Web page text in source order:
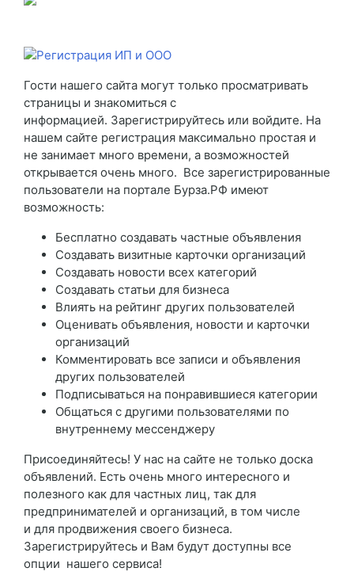
Гости нашего сайта могут только просматривать
страницы и знакомиться с
информацией. Зарегистрируйтесь или войдите. На
нашем сайте регистрация максимально простая и
не занимает много времени, а возможностей
открывается очень много. Все зарегистрированные
пользователи на портале Бурза.РФ имеют
возможность:
Бесплатно создавать частные объявления
Создавать визитные карточки организаций
Создавать новости всех категорий
Создавать статьи для бизнеса
Влиять на рейтинг других пользователей
Оценивать объявления, новости и карточки
организаций
Комментировать все записи и объявления
других пользователей
Подписываться на понравившиеся категории
Общаться с другими пользователями по
внутреннему мессенджеру
Присоединяйтесь! У нас на сайте не только доска
объявлений. Есть очень много интересного и
полезного как для частных лиц, так для
предпринимателей и организаций, в том числе
и для продвижения своего бизнеса.
Зарегистрируйтесь и Вам будут доступны все
опции нашего сервиса!